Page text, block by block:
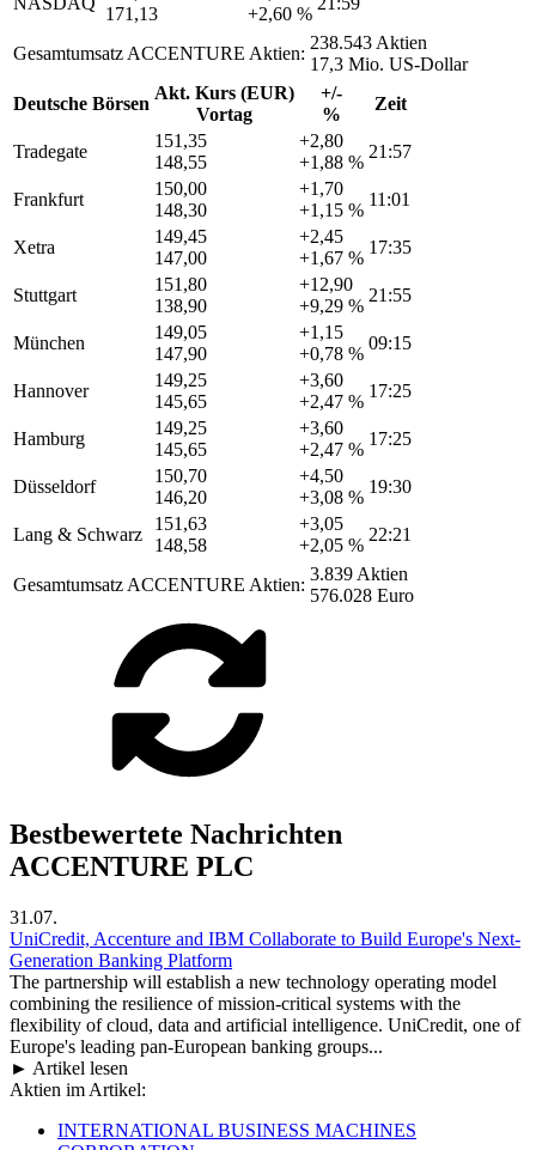
171,13
+2,60 %
Gesamtumsatz ACCENTURE Aktien:
238.543 Aktien
17,3 Mio. US-Dollar
Deutsche Börsen
Akt. Kurs (EUR)
Vortag
+/-
%
Zeit
Tradegate
151,35
148,55
+2,80
+1,88 %
21:57
Frankfurt
150,00
148,30
+1,70
+1,15 %
11:01
Xetra
149,45
147,00
+2,45
+1,67 %
17:35
Stuttgart
151,80
138,90
+12,90
+9,29 %
21:55
München
149,05
147,90
+1,15
+0,78 %
09:15
Hannover
149,25
145,65
+3,60
+2,47 %
17:25
Hamburg
149,25
145,65
+3,60
+2,47 %
17:25
Düsseldorf
150,70
146,20
+4,50
+3,08 %
19:30
Lang & Schwarz
151,63
148,58
+3,05
+2,05 %
22:21
Gesamtumsatz ACCENTURE Aktien:
3.839 Aktien
576.028 Euro
Bestbewertete Nachrichten
ACCENTURE PLC
31.07.
UniCredit, Accenture and IBM Collaborate to Build Europe's Next-
Generation Banking Platform
The partnership will establish a new technology operating model
combining the resilience of mission-critical systems with the
flexibility of cloud, data and artificial intelligence. UniCredit, one of
Europe's leading pan-European banking groups...
► Artikel lesen
Aktien im Artikel:
INTERNATIONAL BUSINESS MACHINES